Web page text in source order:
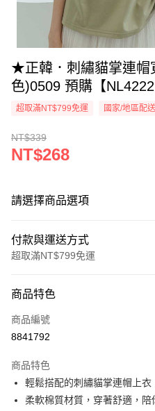
★正韓．刺繡貓掌連帽
色)0509 預購【
超取滿NT$799免運 國家/地區配送
NT$339
NT$268
請選擇商品選項
付款與運送方式
超取滿NT$799免運
信用卡一次付款
超商取貨付款
Apple Pay
街口支付
商品特色
商品編號
8841792
商品特色
輕鬆搭配的刺繡貓掌連帽上衣
柔軟棉質材質，穿著舒適，陪